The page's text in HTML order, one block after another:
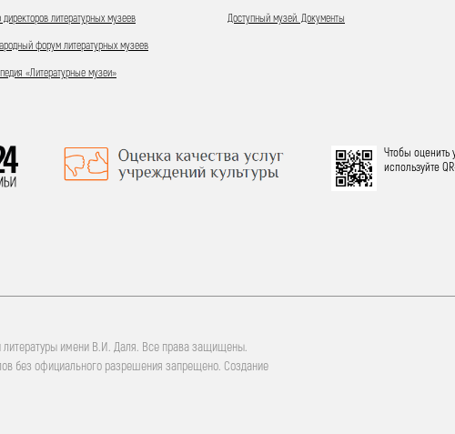
литературных музеев
форум литературных музеев
«Литературные музеи»
Доступный музей. Документы
Чтобы оценить
используйте
литературы имени В.И. Даля. Все права защищены.
без официального разрешения запрещено. Создание